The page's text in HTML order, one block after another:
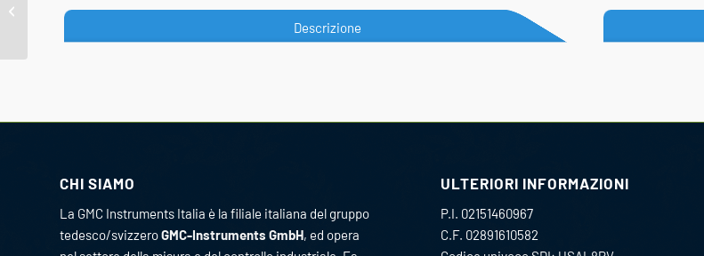
Descrizione
CHI SIAMO
La GMC Instruments Italia è la filiale italiana del gruppo
tedesco/svizzeroGMC-Instruments GmbH, ed opera
ULTERIORI INFORMAZIONI
P.I. 02151460967
C.F. 02891610582
100-250VAC/DC 485